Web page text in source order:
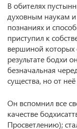
В обителях
духовным наукам
познаниях и
приступил к
вершиной которых
результате бодхи
безначальная
существа, но от
Он вспомнил все
качестве
Просветлению);